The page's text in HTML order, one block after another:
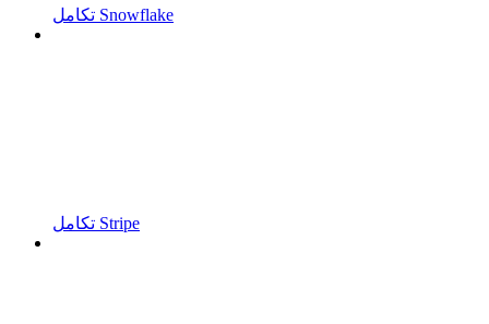
تكامل Snowflake
تكامل Stripe